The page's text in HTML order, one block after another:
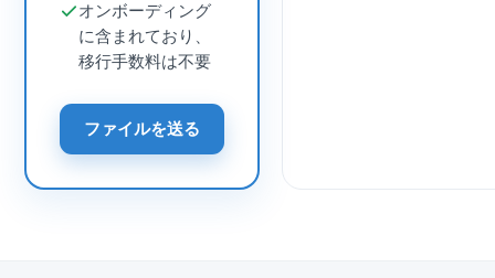
オンボーディング
に含まれており、
移行手数料は不要
ファイルを送る